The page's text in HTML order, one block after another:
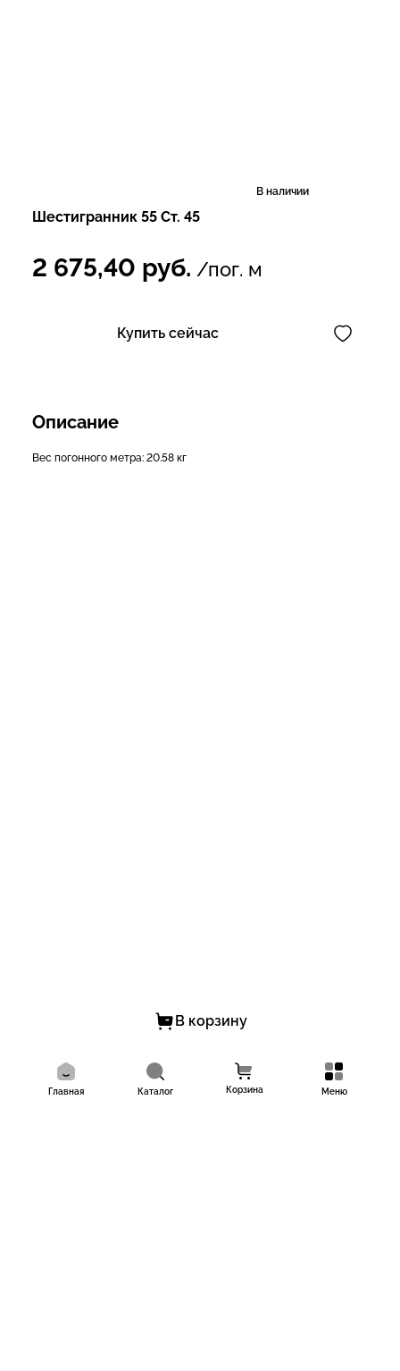
В наличии
Шестигранник 55 Ст. 45
2 675,40 руб. /пог. м
Купить сейчас
Описание
Вес погонного метра: 20.58 кг
В корзину
Главная Каталог Корзина Меню